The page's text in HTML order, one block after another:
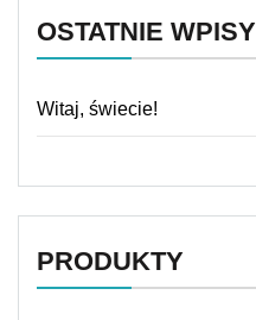
OSTATNIE WPISY
Witaj, świecie!
PRODUKTY